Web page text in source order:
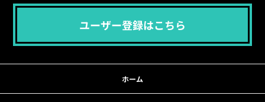
ユーザー登録はこちら
ホーム